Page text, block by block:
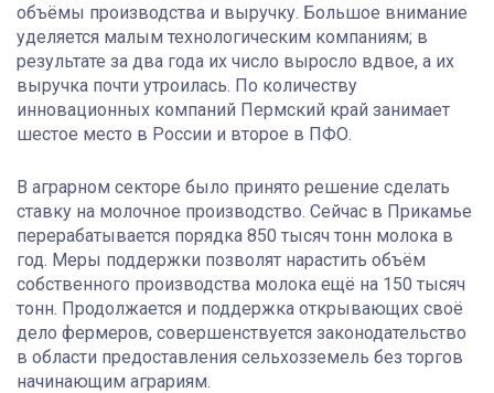
объёмы производства и выручку. Большое внимание
уделяется малым технологическим компаниям; в
результате за два года их число выросло вдвое, а их
выручка почти утроилась. По количеству
инновационных компаний Пермский край занимает
шестое место в России и второе в ПФО.
В аграрном секторе было принято решение сделать
ставку на молочное производство. Сейчас в Прикамье
перерабатывается порядка 850 тысяч тонн молока в
год. Меры поддержки позволят нарастить объём
собственного производства молока ещё на 150 тысяч
тонн. Продолжается и поддержка открывающих своё
дело фермеров, совершенствуется законодательство
в области предоставления сельхозземель без торгов
начинающим аграриям.